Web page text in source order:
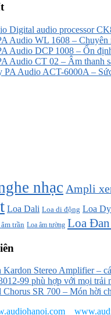
Digital audio processor
Audio WL 1608 – Chuyên
Audio DCP 1008 – Ổn
Audio CT 02 – Âm thanh
PA Audio ACT-6000A –
nhạc Ampli
Loa Dali Loa di động Loa
trần Loa âm tường Loa